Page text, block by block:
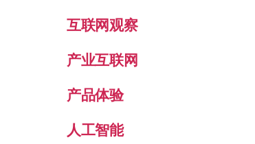
互联网观察
产业互联网
产品体验
人工智能